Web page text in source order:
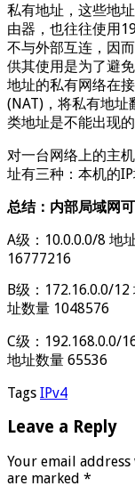
私有地址，这些地
由器，也往往使用
不与外部互连，因
供其使用是为了避
地址的私有网络在
(NAT)，将私有地
类地址是不能出现的
对一台网络上的主
址有三种：本机的
总结：内部局域网
A级：10.0.0.0/8 地
16777216
B级：172.16.0.0/12
址数量 1048576
C级：192.168.0.0/
地址数量 65536
Tags IPv4
Leave a Reply
Your email
are marked *